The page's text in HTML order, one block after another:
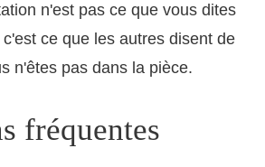
n'est pas ce que vous dites
ce que les autres disent de
n'êtes pas dans la pièce.
fréquentes